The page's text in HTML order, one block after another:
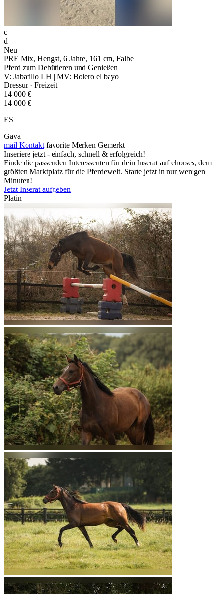
c
d
Neu
PRE Mix, Hengst, 6 Jahre, 161 cm, Falbe
Pferd zum Debütieren und Genießen
V: Jabatillo LH | MV: Bolero el bayo
Dressur · Freizeit
14 000 €
14 000 €
ES
Gava
mail Kontakt favorite Merken Gemerkt
Inseriere jetzt - einfach, schnell & erfolgreich!
Finde die passenden Interessenten für dein Inserat auf ehorses, dem
größten Marktplatz für die Pferdewelt. Starte jetzt in nur wenigen
Minuten!
Jetzt Inserat aufgeben
Platin